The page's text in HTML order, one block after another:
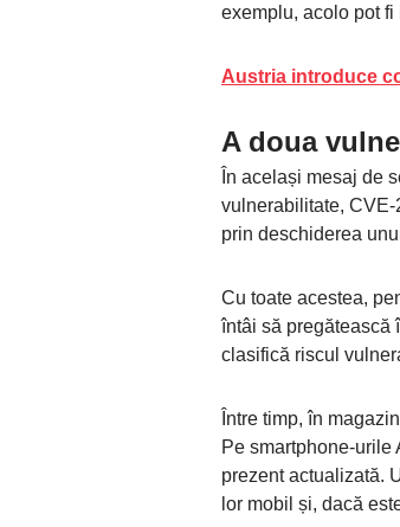
exemplu, acolo pot
Austria introduce
A doua
În același mesaj de
vulnerabilitate,
prin deschiderea
Cu toate acestea,
întâi să pregătească
clasifică riscul
Între timp, în
Pe smartphone-urile
prezent actualizată.
lor mobil și, dacă